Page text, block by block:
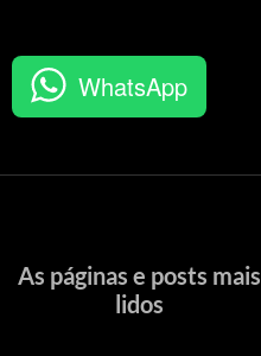
WhatsApp
As páginas e posts mais
lidos